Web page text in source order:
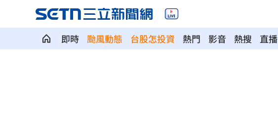
即時 颱風動態 台股怎投資 熱門 影音 熱搜 直播